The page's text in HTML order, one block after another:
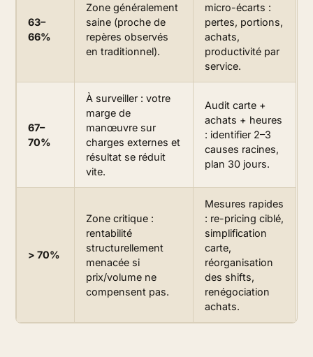
63–
66%
Zone généralement
saine (proche de
repères observés
en traditionnel).
micro-écarts :
pertes, portions,
achats,
productivité par
service.
67–
70%
À surveiller : votre
marge de
manœuvre sur
charges externes et
résultat se réduit
vite.
Audit carte +
achats + heures
: identifier 2–3
causes racines,
plan 30 jours.
> 70%
Zone critique :
rentabilité
structurellement
menacée si
prix/volume ne
compensent pas.
Mesures rapides
: re-pricing ciblé,
simplification
carte,
réorganisation
des shifts,
renégociation
achats.